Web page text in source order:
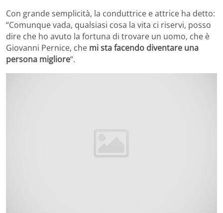
Con grande semplicità, la conduttrice e attrice ha detto:
“Comunque vada, qualsiasi cosa la vita ci riservi, posso
dire che ho avuto la fortuna di trovare un uomo, che è
Giovanni Pernice, che mi sta facendo diventare una
persona migliore“.